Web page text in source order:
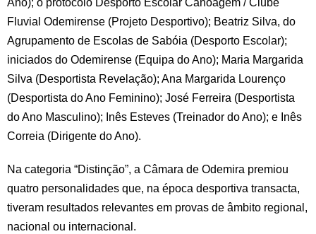
Ano); o protocolo Desporto Escolar Canoagem / Clube
Fluvial Odemirense (Projeto Desportivo); Beatriz Silva, do
Agrupamento de Escolas de Sabóia (Desporto Escolar);
iniciados do Odemirense (Equipa do Ano); Maria Margarida
Silva (Desportista Revelação); Ana Margarida Lourenço
(Desportista do Ano Feminino); José Ferreira (Desportista
do Ano Masculino); Inês Esteves (Treinador do Ano); e Inês
Correia (Dirigente do Ano).
Na categoria “Distinção”, a Câmara de Odemira premiou
quatro personalidades que, na época desportiva transacta,
tiveram resultados relevantes em provas de âmbito regional,
nacional ou internacional.